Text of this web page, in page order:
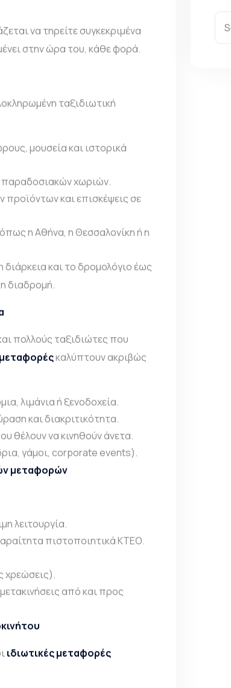
να τηρείτε συγκεκριμένα
στην ώρα του, κάθε φορά.
ταξιδιωτική
μουσεία και ιστορικά
παραδοσιακών χωριών.
προϊόντων και επισκέψεις σε
η Αθήνα, η Θεσσαλονίκη ή η
και το δρομολόγιο έως
διαδρομή.
πολλούς ταξιδιώτες που
καλύπτουν ακριβώς
λιμάνια ή ξενοδοχεία.
και διακριτικότητα.
θέλουν να κινηθούν άνετα.
γάμοι, corporate events).
μεταφορών
λειτουργία.
πιστοποιητικά ΚΤΕΟ.
χρεώσεις).
μετακινήσεις από και προς
ιδιωτικές μεταφορές